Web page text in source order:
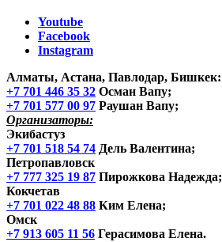
Youtube
Facebook
Instagram
Алматы, Астана, Павлодар, Бишкек:
+7 701 446 35 32 Осман Вапу;
+7 701 577 00 97 Раушан Вапу;
Организаторы:
Экибастуз
+7 701 518 54 74 Дель Валентина;
Петропавловск
+7 777 325 19 87 Пирожкова Надежда;
Кокчетав
+7 701 022 48 88 Ким Елена;
Омск
+7 913 605 11 56 Герасимова Елена.